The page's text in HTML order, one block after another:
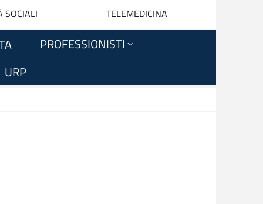
SOCIALI TELEMEDICINA
PROFESSIONISTI
URP